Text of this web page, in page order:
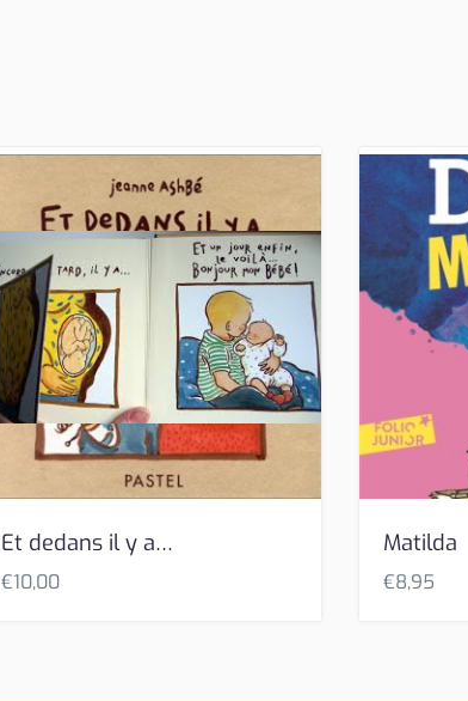
Et dedans il y a…
€10,00
Matilda
€8,95